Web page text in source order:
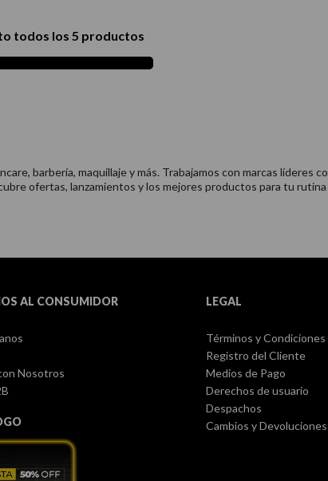
todos los 5 productos
barbería, maquillaje y más. Trabajamos con marcas líderes
ofertas, lanzamientos y los mejores productos para tu
AL CONSUMIDOR
Nosotros
LEGAL
Términos y Condiciones
Registro del Cliente
Medios de Pago
Derechos de usuario
Despachos
Cambios y Devoluciones